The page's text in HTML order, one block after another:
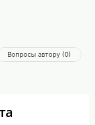
Вопросы автору (0)